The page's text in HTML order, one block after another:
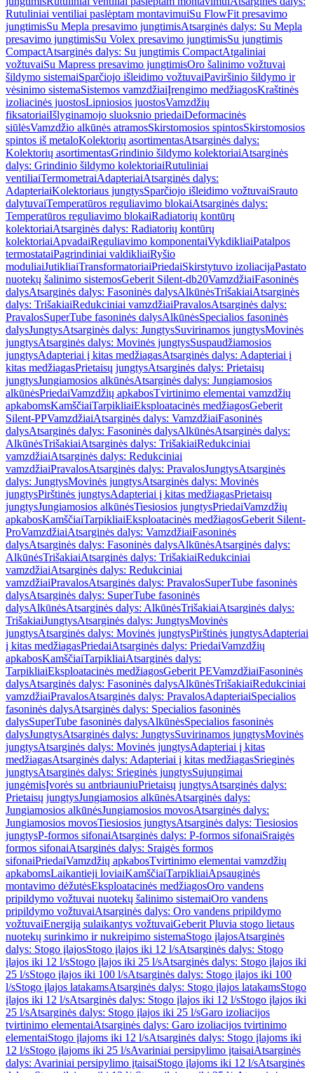
Rutuliniai ventiliai paslėptam montavimuiSu FlowFit presavimo
jungtimisSu Mepla presavimo jungtimisAtsarginės dalys: Su Mepla
presavimo jungtimisSu Volex presavimo jungtimisSu jungtimis
CompactAtsarginės dalys: Su jungtimis CompactAtgaliniai
vožtuvaiSu Mapress presavimo jungtimisOro šalinimo vožtuvai
šildymo sistemaiSparčiojo išleidimo vožtuvaiPaviršinio šildymo ir
vėsinimo sistemaSistemos vamzdžiaiĮrengimo medžiagosKraštinės
izoliacinės juostosLipniosios juostosVamzdžių
fiksatoriaiIšlyginamojo sluoksnio priedaiDeformacinės
siūlėsVamzdžio alkūnės atramosSkirstomosios spintosSkirstomosios
spintos iš metaloKolektorių asortimentasAtsarginės dalys:
Kolektorių asortimentasGrindinio šildymo kolektoriaiAtsarginės
dalys: Grindinio šildymo kolektoriaiRutuliniai
ventiliaiTermometraiAdapteriaiAtsarginės dalys:
AdapteriaiKolektoriaus jungtysSparčiojo išleidimo vožtuvaiSrauto
dalytuvaiTemperatūros reguliavimo blokaiAtsarginės dalys:
Temperatūros reguliavimo blokaiRadiatorių kontūrų
kolektoriaiAtsarginės dalys: Radiatorių kontūrų
kolektoriaiApvadaiReguliavimo komponentaiVykdikliaiPatalpos
termostataiPagrindiniai valdikliaiRyšio
moduliaiJutikliaiTransformatoriaiPriedaiSkirstytuvo izoliacijaPastato
nuotekų šalinimo sistemosGeberit Silent-db20VamzdžiaiFasoninės
dalysAtsarginės dalys: Fasoninės dalysAlkūnėsTrišakiaiAtsarginės
dalys: TrišakiaiRedukciniai vamzdžiaiPravalosAtsarginės dalys:
PravalosSuperTube fasoninės dalysAlkūnėsSpecialios fasoninės
dalysJungtysAtsarginės dalys: JungtysSuvirinamos jungtysMovinės
jungtysAtsarginės dalys: Movinės jungtysSuspaudžiamosios
jungtysAdapteriai į kitas medžiagasAtsarginės dalys: Adapteriai į
kitas medžiagasPrietaisų jungtysAtsarginės dalys: Prietaisų
jungtysJungiamosios alkūnėsAtsarginės dalys: Jungiamosios
alkūnėsPriedaiVamzdžių apkabosTvirtinimo elementai vamzdžių
apkabomsKamščiaiTarpikliaiEksploatacinės medžiagosGeberit
Silent-PPVamzdžiaiAtsarginės dalys: VamzdžiaiFasoninės
dalysAtsarginės dalys: Fasoninės dalysAlkūnėsAtsarginės dalys:
AlkūnėsTrišakiaiAtsarginės dalys: TrišakiaiRedukciniai
vamzdžiaiAtsarginės dalys: Redukciniai
vamzdžiaiPravalosAtsarginės dalys: PravalosJungtysAtsarginės
dalys: JungtysMovinės jungtysAtsarginės dalys: Movinės
jungtysPirštinės jungtysAdapteriai į kitas medžiagasPrietaisų
jungtysJungiamosios alkūnėsTiesiosios jungtysPriedaiVamzdžių
apkabosKamščiaiTarpikliaiEksploatacinės medžiagosGeberit Silent-
ProVamzdžiaiAtsarginės dalys: VamzdžiaiFasoninės
dalysAtsarginės dalys: Fasoninės dalysAlkūnėsAtsarginės dalys:
AlkūnėsTrišakiaiAtsarginės dalys: TrišakiaiRedukciniai
vamzdžiaiAtsarginės dalys: Redukciniai
vamzdžiaiPravalosAtsarginės dalys: PravalosSuperTube fasoninės
dalysAtsarginės dalys: SuperTube fasoninės
dalysAlkūnėsAtsarginės dalys: AlkūnėsTrišakiaiAtsarginės dalys:
TrišakiaiJungtysAtsarginės dalys: JungtysMovinės
jungtysAtsarginės dalys: Movinės jungtysPirštinės jungtysAdapteriai
į kitas medžiagasPriedaiAtsarginės dalys: PriedaiVamzdžių
apkabosKamščiaiTarpikliaiAtsarginės dalys:
TarpikliaiEksploatacinės medžiagosGeberit PEVamzdžiaiFasoninės
dalysAtsarginės dalys: Fasoninės dalysAlkūnėsTrišakiaiRedukciniai
vamzdžiaiPravalosAtsarginės dalys: PravalosAdapteriaiSpecialios
fasoninės dalysAtsarginės dalys: Specialios fasoninės
dalysSuperTube fasoninės dalysAlkūnėsSpecialios fasoninės
dalysJungtysAtsarginės dalys: JungtysSuvirinamos jungtysMovinės
jungtysAtsarginės dalys: Movinės jungtysAdapteriai į kitas
medžiagasAtsarginės dalys: Adapteriai į kitas medžiagasSrieginės
jungtysAtsarginės dalys: Srieginės jungtysSujungimai
jungėmisĮvorės su antbriauniuPrietaisų jungtysAtsarginės dalys:
Prietaisų jungtysJungiamosios alkūnėsAtsarginės dalys:
Jungiamosios alkūnėsJungiamosios movosAtsarginės dalys:
Jungiamosios movosTiesiosios jungtysAtsarginės dalys: Tiesiosios
jungtysP-formos sifonaiAtsarginės dalys: P-formos sifonaiSraigės
formos sifonaiAtsarginės dalys: Sraigės formos
sifonaiPriedaiVamzdžių apkabosTvirtinimo elementai vamzdžių
apkabomsLaikantieji loviaiKamščiaiTarpikliaiApsauginės
montavimo dėžutėsEksploatacinės medžiagosOro vandens
pripildymo vožtuvai nuotekų šalinimo sistemaiOro vandens
pripildymo vožtuvaiAtsarginės dalys: Oro vandens pripildymo
vožtuvaiEnergiją sulaikantys vožtuvaiGeberit Pluvia stogo lietaus
nuotekų surinkimo ir nukreipimo sistemaStogo įlajosAtsarginės
dalys: Stogo įlajosStogo įlajos iki 12 l/sAtsarginės dalys: Stogo
įlajos iki 12 l/sStogo įlajos iki 25 l/sAtsarginės dalys: Stogo įlajos iki
25 l/sStogo įlajos iki 100 l/sAtsarginės dalys: Stogo įlajos iki 100
l/sStogo įlajos latakamsAtsarginės dalys: Stogo įlajos latakamsStogo
įlajos iki 12 l/sAtsarginės dalys: Stogo įlajos iki 12 l/sStogo įlajos iki
25 l/sAtsarginės dalys: Stogo įlajos iki 25 l/sGaro izoliacijos
tvirtinimo elementaiAtsarginės dalys: Garo izoliacijos tvirtinimo
elementaiStogo įlajoms iki 12 l/sAtsarginės dalys: Stogo įlajoms iki
12 l/sStogo įlajoms iki 25 l/sAvariniai persipylimo įtaisaiAtsarginės
dalys: Avariniai persipylimo įtaisaiStogo įlajoms iki 12 l/sAtsarginės